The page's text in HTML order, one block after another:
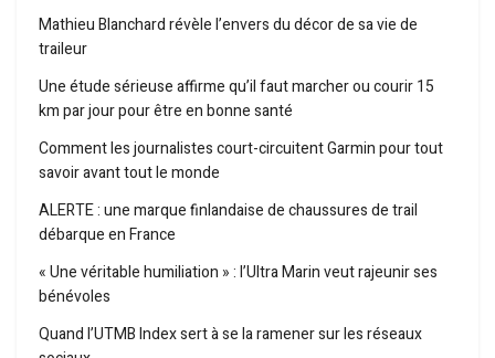
Mathieu Blanchard révèle l’envers du décor de sa vie de
traileur
Une étude sérieuse affirme qu’il faut marcher ou courir 15
km par jour pour être en bonne santé
Comment les journalistes court-circuitent Garmin pour tout
savoir avant tout le monde
ALERTE : une marque finlandaise de chaussures de trail
débarque en France
« Une véritable humiliation » : l’Ultra Marin veut rajeunir ses
bénévoles
Quand l’UTMB Index sert à se la ramener sur les réseaux